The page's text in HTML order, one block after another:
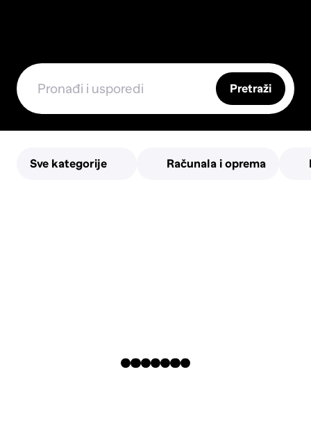
Pretraži
Sve kategorije Računala i oprema